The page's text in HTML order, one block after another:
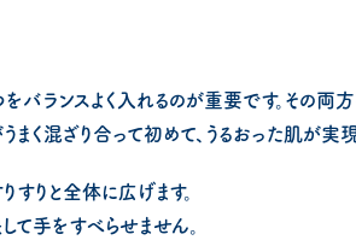
ランスよく入れるのが重要です。その両
混ざり合って初めて、うるおった肌が実現
りと全体に広げます。
て手をすべらせません。